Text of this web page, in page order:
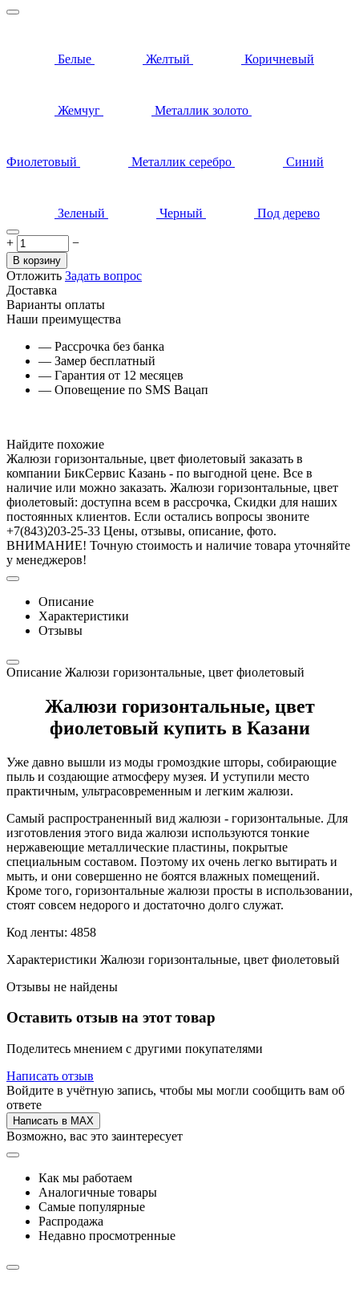
Белые Желтый Коричневый
Жемчуг Металлик золото
Фиолетовый Металлик серебро Синий
Зеленый Черный Под дерево
+ −
В корзину
Отложить Задать вопрос
Доставка
Варианты оплаты
Наши преимущества
— Рассрочка без банка
— Замер бесплатный
— Гарантия от 12 месяцев
— Оповещение по SMS Вацап
Найдите похожие
Жалюзи горизонтальные, цвет фиолетовый заказать в
компании БикСервис Казань - по выгодной цене. Все в
наличие или можно заказать. Жалюзи горизонтальные, цвет
фиолетовый: доступна всем в рассрочка, Скидки для наших
постоянных клиентов. Если остались вопросы звоните
+7(843)203-25-33 Цены, отзывы, описание, фото.
ВНИМАНИЕ! Точную стоимость и наличие товара уточняйте
у менеджеров!
Описание
Характеристики
Отзывы
Описание Жалюзи горизонтальные, цвет фиолетовый
Жалюзи горизонтальные, цвет
фиолетовый купить в Казани
Уже давно вышли из моды громоздкие шторы, собирающие
пыль и создающие атмосферу музея. И уступили место
практичным, ультрасовременным и легким жалюзи.
Самый распространенный вид жалюзи - горизонтальные. Для
изготовления этого вида жалюзи используются тонкие
нержавеющие металлические пластины, покрытые
специальным составом. Поэтому их очень легко вытирать и
мыть, и они совершенно не боятся влажных помещений.
Кроме того, горизонтальные жалюзи просты в использовании,
стоят совсем недорого и достаточно долго служат.
Код ленты: 4858
Характеристики Жалюзи горизонтальные, цвет фиолетовый
Отзывы не найдены
Оставить отзыв на этот товар
Поделитесь мнением с другими покупателями
Написать отзыв
Войдите в учётную запись, чтобы мы могли сообщить вам об
ответе
Написать в MAX
Возможно, вас это заинтересует
Как мы работаем
Аналогичные товары
Самые популярные
Распродажа
Недавно просмотренные